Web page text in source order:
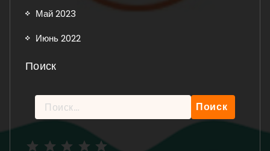
Май 2023
Июнь 2022
Поиск
Найти: